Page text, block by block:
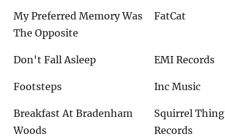
My Preferred Memory Was
The Opposite
FatCat
Don't Fall Asleep EMI Records
Footsteps Inc Music
Breakfast At Bradenham
Woods
Squirrel Thing
Records